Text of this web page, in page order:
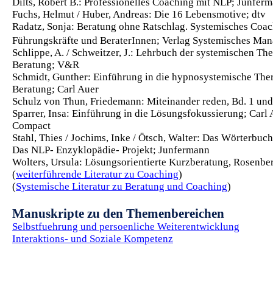
Fuchs, Helmut / Huber, Andreas: Die 16 Lebensmotive; dtv
Radatz, Sonja: Beratung ohne Ratschlag. Systemisches
Führungskräfte und BeraterInnen; Verlag Systemisches
Schlippe, A. / Schweitzer, J.: Lehrbuch der systemischen
Beratung; V&R
Schmidt, Gunther: Einführung in die hypnosystemische
Beratung; Carl Auer
Schulz von Thun, Friedemann: Miteinander reden, Bd. 1
Sparrer, Insa: Einführung in die Lösungsfokussierung; Carl
Compact
Stahl, Thies / Jochims, Inke / Ötsch, Walter: Das
Das NLP- Enzyklopädie- Projekt; Junfermann
Wolters, Ursula: Lösungsorientierte Kurzberatung,
(weiterführende Literatur zu Coaching)
(Systemische Literatur zu Beratung und Coaching)
Manuskripte zu den Themenbereichen
Selbstfuehrung und persoenliche Weiterentwicklung
Interaktions- und Soziale Kompetenz